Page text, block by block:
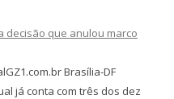
decisão que anulou marco
Brasília-DF
já conta com três dos dez